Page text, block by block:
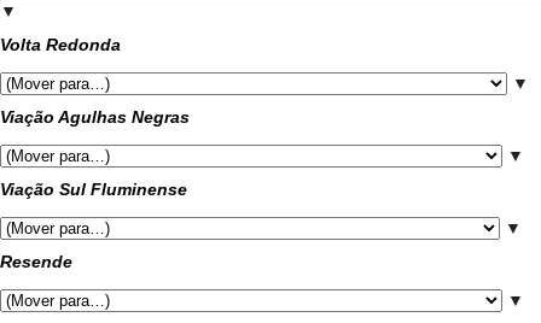
▼
Volta Redonda
▼
Viação Agulhas Negras
▼
Viação Sul Fluminense
▼
Resende
▼